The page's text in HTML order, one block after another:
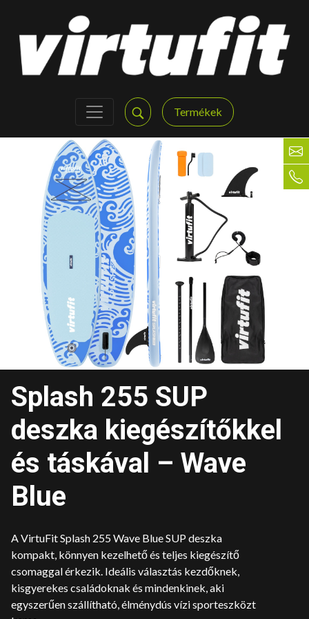
Termékek
Splash 255 SUP
deszka kiegészítőkkel
és táskával – Wave
Blue
A VirtuFit Splash 255 Wave Blue SUP deszka
kompakt, könnyen kezelhető és teljes kiegészítő
csomaggal érkezik. Ideális választás kezdőknek,
kisgyerekes családoknak és mindenkinek, aki
egyszerűen szállítható, élménydús vízi sporteszközt